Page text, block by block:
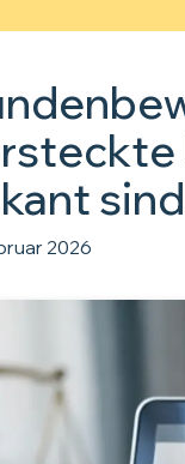
sind
2026